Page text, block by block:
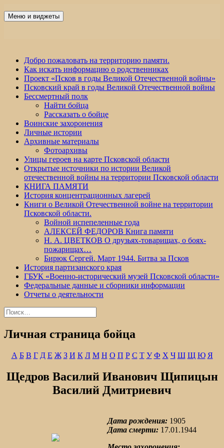
Победа 60
Меню и виджеты
Добро пожаловать на территорию памяти.
Как искать информацию о родственниках
Проект «Псков в годы Великой Отечественной войны»
Псковский край в годы Великой Отечественной войны
Бессмертный полк
Найти бойца
Рассказать о бойце
Воинские захоронения
Личные истории
Архивные материалы
Фотоархивы
Улицы героев на карте Псковской области
Открытые источники по истории Великой
отечественной войны на территории Псковской области
КНИГА ПАМЯТИ
История концентрационных лагерей
Книги о Великой Отечественной войне на территории
Псковской области.
Войной испепеленные года
АЛЕКСЕЙ ФЕДОРОВ Книга памяти
Н. А. ЦВЕТКОВ О друзьях-товарищах, о боях-
пожарищах…
Бирюк Сергей. Март 1944. Битва за Псков
История партизанского края
ГБУК «Военно-исторический музей Псковской области»
Федеральные данные и сборники информации
Отчеты о деятельности
Найти:
Личная страница бойца
А Б В Г Д Е Ж З И К Л М Н О П Р С Т У Ф Х Ч Ш Щ Ю Я
Щедров Василий Иванович Щипицын
Василий Дмитриевич
Дата рождения: 1905
Дата смерти: 17.01.1944